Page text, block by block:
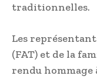
traditionnelles.
Les
(FAT) et de la
rendu